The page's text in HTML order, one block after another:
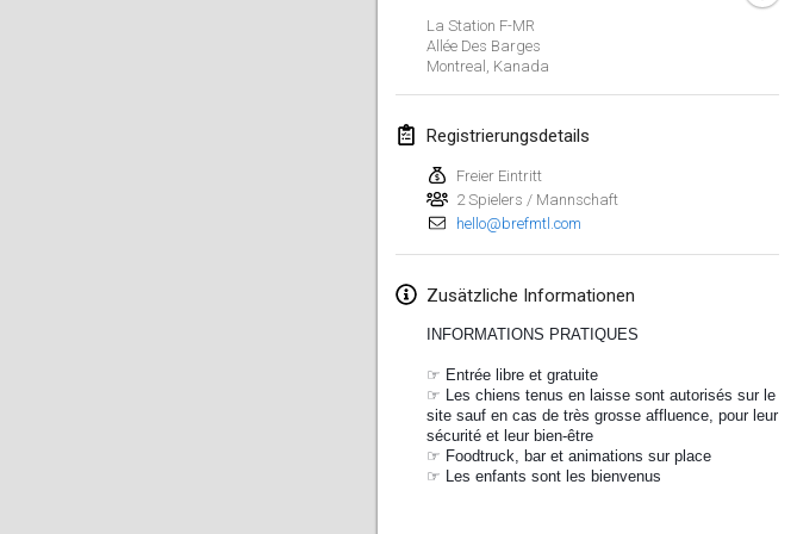
La Station F-MR
Allée Des Barges
Montreal Kanada
Registrierungsdetails
Freier Eintritt
2 Spielers / Mannschaft
hello@brefmtl.com
Zusätzliche Informationen
INFORMATIONS PRATIQUES
☞ Entrée libre et gratuite
☞ Les chiens tenus en laisse sont autorisés sur le
site sauf en cas de très grosse affluence, pour leur
sécurité et leur bien-être
☞ Foodtruck, bar et animations sur place
☞ Les enfants sont les bienvenus
Lumi Mölkky
3. Feb. 2018|
10. Feb. 2018|Frankreich
Faschings-Mölkky
11. Feb. 2018|Deutschland
Rakovnické mölkkování
Republik
SM HalliMölkky - Finnish Championship
24. Feb. 2018|Finnland